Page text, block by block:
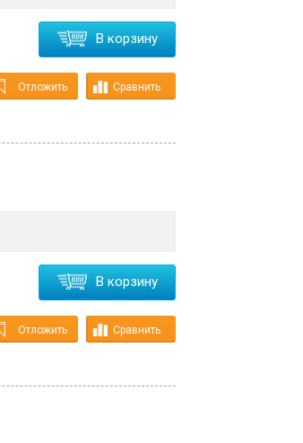
В корзину
Отложить Сравнить
В корзину
Отложить Сравнить